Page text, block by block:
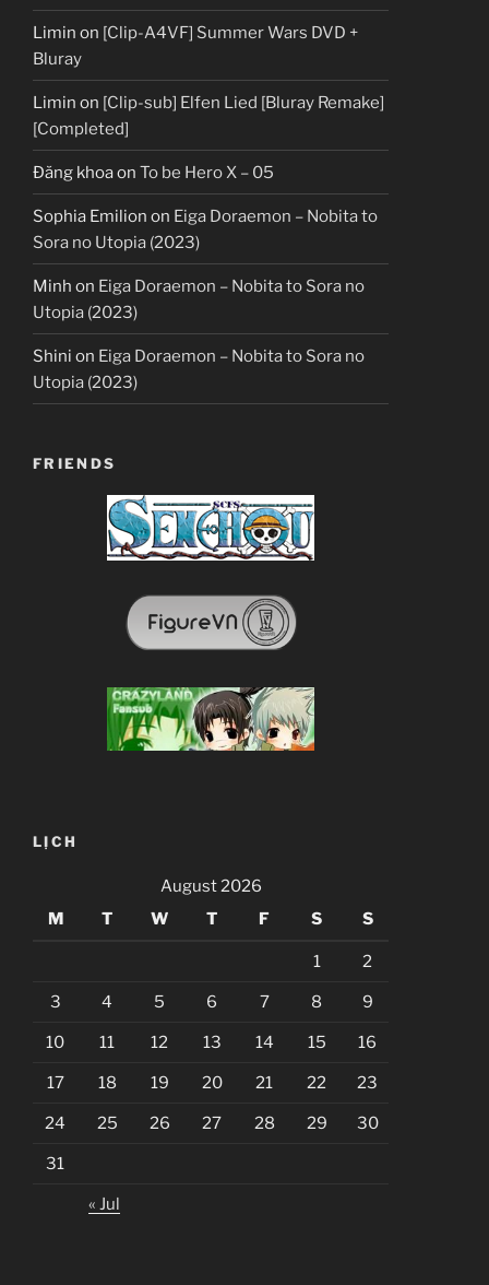
Limin on [Clip-A4VF] Summer Wars DVD +
Bluray
Limin on [Clip-sub] Elfen Lied [Bluray Remake]
[Completed]
Đăng khoaon To be Hero X – 05
Sophia Emilion on Eiga Doraemon – Nobita to
Sora no Utopia (2023)
Minh on Eiga Doraemon – Nobita to Sora no
Utopia (2023)
Shini on Eiga Doraemon – Nobita to Sora no
Utopia (2023)
FRIENDS
LỊCH
August 2026
M
T W T F S S
1 2
3 4 5 6 7 8 9
10 11 12 13 14 15 16
17 18 19 20 21 22 23
24 25 26 27 28 29 30
31
« Jul